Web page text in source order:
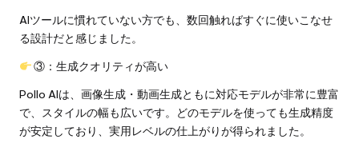
AIツールに慣れていない方でも、数回触ればすぐに使いこなせ
る設計だと感じました。
③：生成クオリティが高い
Pollo AIは、画像生成・動画生成ともに対応モデルが非常に豊富
で、スタイルの幅も広いです。どのモデルを使っても生成精度
が安定しており、実用レベルの仕上がりが得られました。